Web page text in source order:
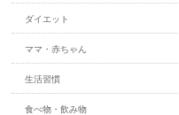
ダイエット
ママ・赤ちゃん
生活習慣
食べ物・飲み物